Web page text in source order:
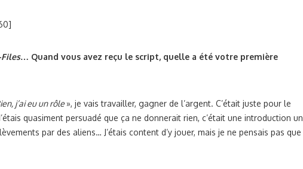
Files… Quand vous avez reçu le script, quelle a été votre première
j’ai eu un rôle», je vais travailler, gagner de l’argent. C’était juste pour le
quasiment persuadé que ça ne donnerait rien, c’était une introduction un
par des aliens… J’étais content d’y jouer, mais je ne pensais pas que